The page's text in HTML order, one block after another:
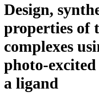
Design,
properties of
complexes
photo-
a ligand